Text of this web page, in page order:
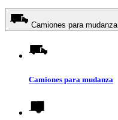
Camiones para mudanza
Camiones para mudanza